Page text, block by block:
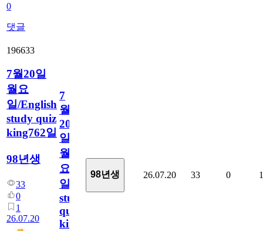
0
댓글
196633
7월20일
월요
일/English
study quiz
king762일
98년생
33
0
1
26.07.20
7
월
20
일
월
요
일/English
study
quiz
king762
98년생 26.07.20 33 0 1